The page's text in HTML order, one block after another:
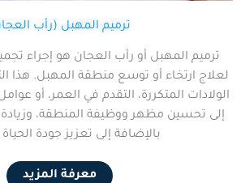
ترميم المهبل (رأب
ترميم المهبل أو رأب العجان هو إجراء
لعلاج ارتخاء أو توسع منطقة المهبل. هذا
الولادات المتكررة، التقدم في العمر، أو
إلى تحسين مظهر ووظيفة المنطقة، وزيادة
بالإضافة إلى تعزيز جودة الحياة
معرفة المزيد